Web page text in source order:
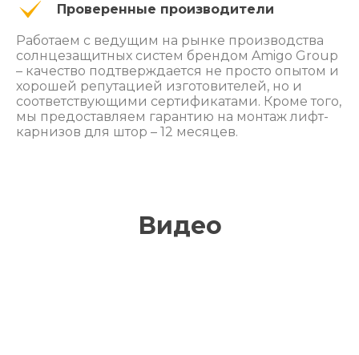
Проверенные производители
Работаем с ведущим на рынке производства
солнцезащитных систем брендом Amigo Group
– качество подтверждается не просто опытом и
хорошей репутацией изготовителей, но и
соответствующими сертификатами. Кроме того,
мы предоставляем гарантию на монтаж лифт-
карнизов для штор – 12 месяцев.
Видео